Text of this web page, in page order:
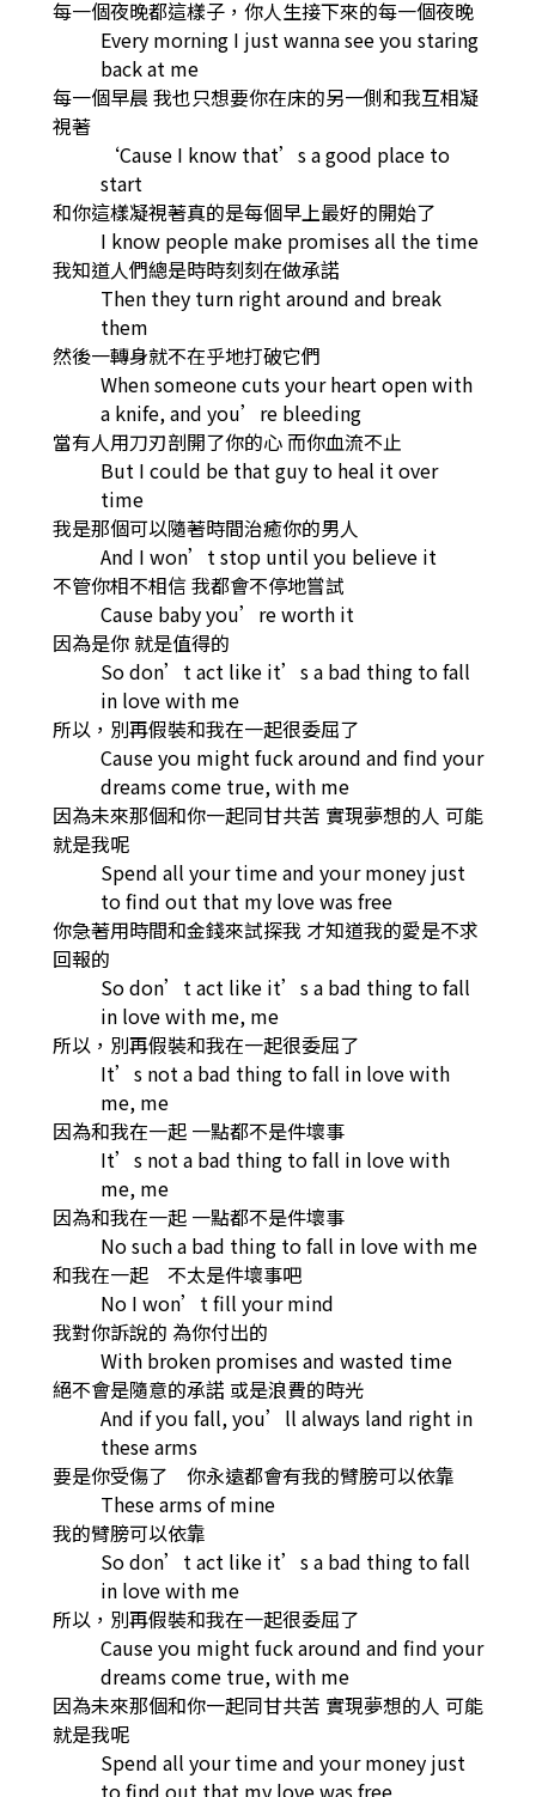
每一個夜晚都這樣子，你人生接下來的每一個夜晚
Every morning I just wanna see you staring
back at me
每一個早晨 我也只想要你在床的另一側和我互相凝
視著
‘Cause I know that’s a good place to
start
和你這樣凝視著真的是每個早上最好的開始了
I know people make promises all the time
我知道人們總是時時刻刻在做承諾
Then they turn right around and break
them
然後一轉身就不在乎地打破它們
When someone cuts your heart open with
a knife, and you’re bleeding
當有人用刀刃剖開了你的心 而你血流不止
But I could be that guy to heal it over
time
我是那個可以隨著時間治癒你的男人
And I won’t stop until you believe it
不管你相不相信 我都會不停地嘗試
Cause baby you’re worth it
因為是你 就是值得的
So don’t act like it’s a bad thing to fall
in love with me
所以，別再假裝和我在一起很委屈了
Cause you might fuck around and find your
dreams come true, with me
因為未來那個和你一起同甘共苦 實現夢想的人 可能
就是我呢
Spend all your time and your money just
to find out that my love was free
你急著用時間和金錢來試探我 才知道我的愛是不求
回報的
So don’t act like it’s a bad thing to fall
in love with me, me
所以，別再假裝和我在一起很委屈了
It’s not a bad thing to fall in love with
me, me
因為和我在一起 一點都不是件壞事
It’s not a bad thing to fall in love with
me, me
因為和我在一起 一點都不是件壞事
No such a bad thing to fall in love with me
和我在一起 不太是件壞事吧
No I won’t fill your mind
我對你訴說的 為你付出的
With broken promises and wasted time
絕不會是隨意的承諾 或是浪費的時光
And if you fall, you’ll always land right in
these arms
要是你受傷了 你永遠都會有我的臂膀可以依靠
These arms of mine
我的臂膀可以依靠
So don’t act like it’s a bad thing to fall
in love with me
所以，別再假裝和我在一起很委屈了
Cause you might fuck around and find your
dreams come true, with me
因為未來那個和你一起同甘共苦 實現夢想的人 可能
就是我呢
Spend all your time and your money just
to find out that my love was free